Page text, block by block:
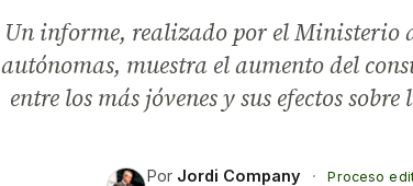
Un informe, realizado por el Ministerio
autónomas, muestra el aumento del
entre los más jóvenes y sus efectos
Por Jordi Company ·
Proceso